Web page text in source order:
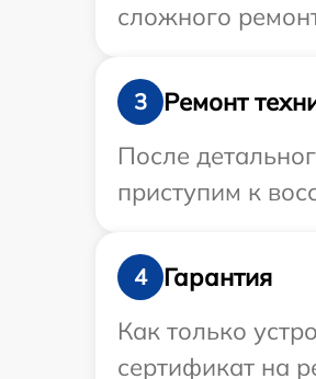
сложного
3
Ремонт
После
приступим к
4
Гарантия
Как только
сертификат на